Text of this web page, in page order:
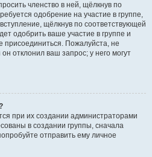
членство в ней, щёлкнув по
одобрение на участие в группе,
щёлкнув по соответствующей
одобрить ваше участие в группе и
присоединиться. Пожалуйста, не
отклонил ваш запрос; у него могут
при их создании администраторами
в создании группы, сначала
отправить ему личное